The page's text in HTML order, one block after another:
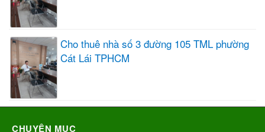
Cho thuê nhà số 3 đường 105 TML phường
Cát Lái TPHCM
CHUYÊN MỤC